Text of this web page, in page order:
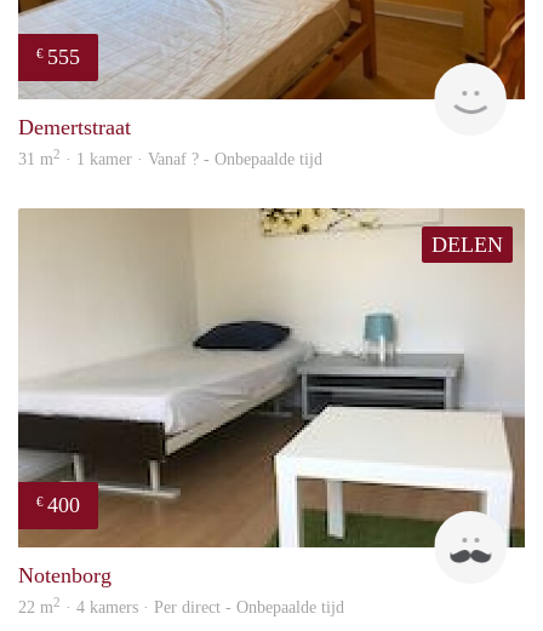
€ 555
Demertstraat
31 m2 · 1 kamer · Vanaf ? - Onbepaalde tijd
DELEN
€ 400
Roel
Notenborg
22 m2 · 4 kamers · Per direct - Onbepaalde tijd